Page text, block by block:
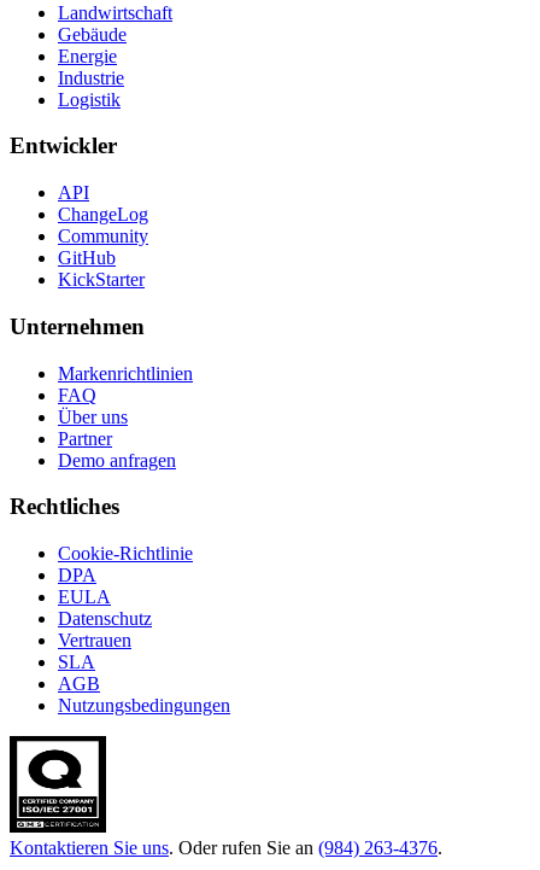
Landwirtschaft
Gebäude
Energie
Industrie
Logistik
Entwickler
API
ChangeLog
Community
GitHub
KickStarter
Unternehmen
Markenrichtlinien
FAQ
Über uns
Partner
Demo anfragen
Rechtliches
Cookie-Richtlinie
DPA
EULA
Datenschutz
Vertrauen
SLA
AGB
Nutzungsbedingungen
Kontaktieren Sie uns. Oder rufen Sie an (984) 263-4376.